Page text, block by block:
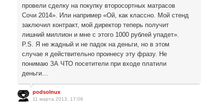
провели сделку на покупку второсортных матрасов
Сочи 2014». Или например «Ой, как классно. Мой стенд
заключил контракт, мой директор теперь получит
лишний миллион и мне с этого 1000 рублей упадет».
P.S. Я не жадный и не падок на деньги, но в этом
случае я действительно проинесу эту фразу. Не
понимаю ЗА ЧТО посетители при входе платили
деньги…
podsolnux
11 марта 2013, 17:06